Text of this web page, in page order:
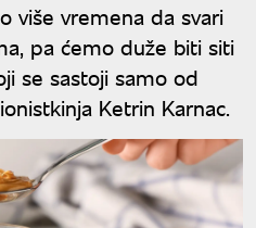
više vremena da svari
pa ćemo duže biti siti
se sastoji samo od
Ketrin Karnac.